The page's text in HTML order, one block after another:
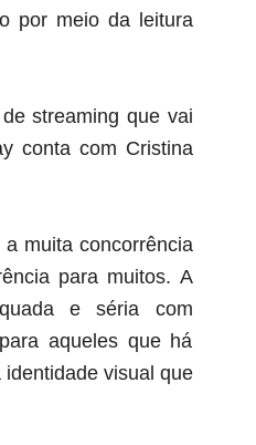
por meio da leitura
streaming que vai
conta com Cristina
muita concorrência
para muitos. A
e séria com
aqueles que há
visual que